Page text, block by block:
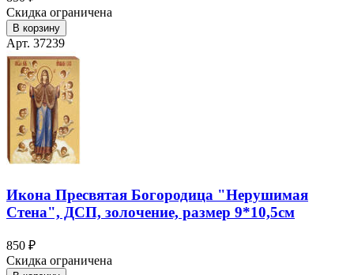
Скидка ограничена
В корзину
Арт. 37239
Икона Пресвятая Богородица "Нерушимая
Стена", ДСП, золочение, размер 9*10,5см
850 ₽
Скидка ограничена